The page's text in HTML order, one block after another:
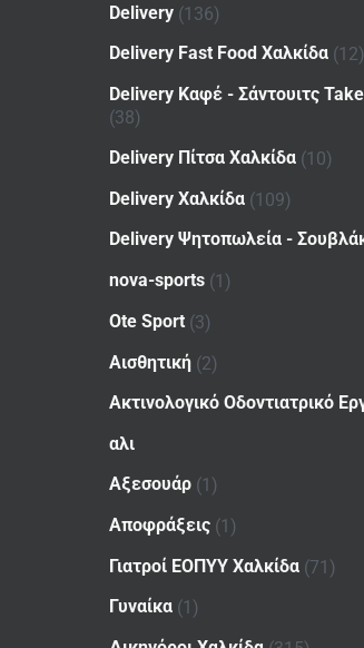
Delivery (136)
Delivery Fast Food Χαλκίδα (12)
Delivery Καφέ - Σάντουιτς
(38)
Delivery Πίτσα Χαλκίδα (10)
Delivery Χαλκίδα (109)
Delivery Ψητοπωλεία -
nova-sports (1)
Ote Sport (3)
Αισθητική (2)
Ακτινολογικό Οδοντιατρικό
αλι
Αξεσουάρ (1)
Αποφράξεις (1)
Γιατροί ΕΟΠΥΥ Χαλκίδα (71)
Γυναίκα (1)